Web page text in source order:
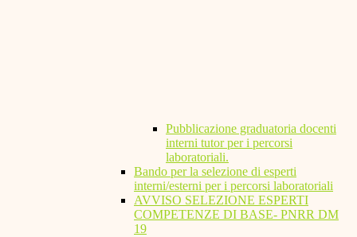
Pubblicazione graduatoria docenti
interni tutor per i percorsi
laboratoriali.
Bando per la selezione di esperti
interni/esterni per i percorsi laboratoriali
AVVISO SELEZIONE ESPERTI
COMPETENZE DI BASE- PNRR DM
19